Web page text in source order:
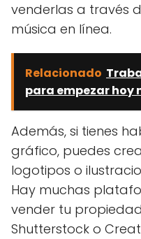
venderlas a través
música en línea.
Relacionado
para empezar hoy
Además, si tienes
gráfico, puedes
logotipos o
Hay muchas
vender tu
Shutterstock o